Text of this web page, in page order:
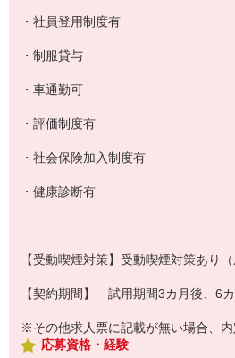
・社員登用制度有
・制服貸与
・車通勤可
・評価制度有
・社会保険加入制度有
・健康診断有
【受動喫煙対策】受動喫煙対策あり（
【契約期間】 試用期間3カ月後、6
※その他求人票に記載が無い場合、
応募資格・経験